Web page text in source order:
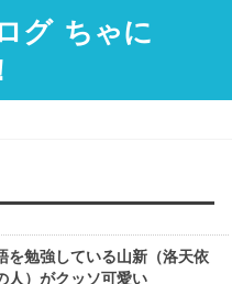
グ ちゃに
を勉強している山新（洛天依
人）がクッソ可愛い